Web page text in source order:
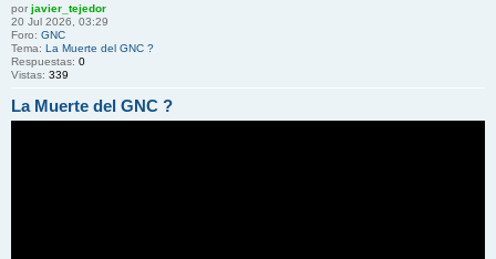
por javier_tejedor
20 Jul 2026, 03:29
Foro: GNC
Tema: La Muerte del GNC ?
Respuestas: 0
Vistas: 339
La Muerte del GNC ?